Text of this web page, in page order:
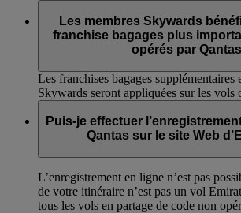
Les membres Skywards
franchise bagages plus
opérés par
Les franchises bagages supplémentaires
Skywards seront appliquées sur les vols
Puis-je effectuer
Qantas sur le site Web
L’enregistrement en ligne n’est pas
de votre itinéraire n’est pas un vol
tous les vols en partage de code non